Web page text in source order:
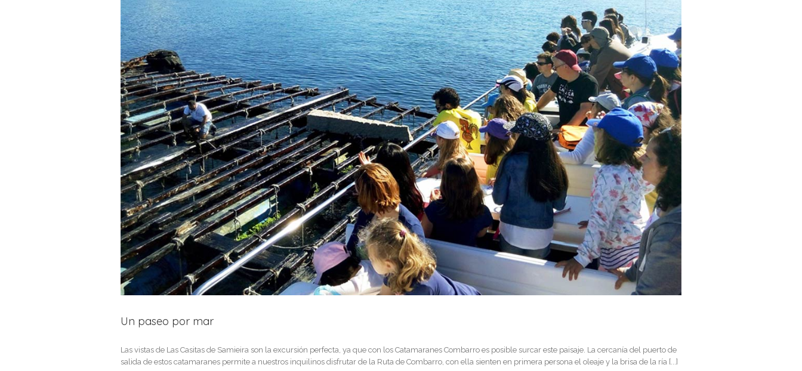
Un paseo por mar
Las vistas de Las Casitas de Samieira son la excursión perfecta, ya que con los Catamaranes Combarro es posible surcar este paisaje. La cercanía del puerto de
salida de estos catamaranes permite a nuestros inquilinos disfrutar de la Ruta de Combarro, con ella sienten en primera persona el oleaje y la brisa de la ría [...]